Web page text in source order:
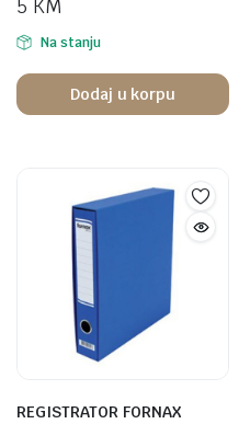
5 KM
Na stanju
Dodaj u korpu
REGISTRATOR FORNAX